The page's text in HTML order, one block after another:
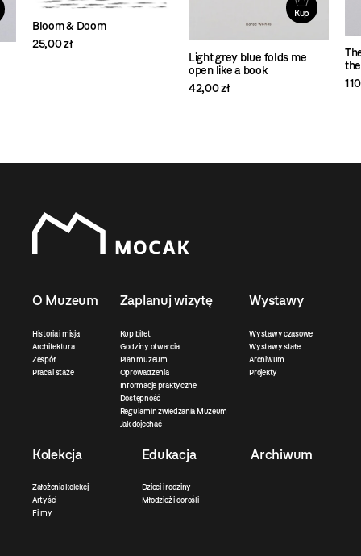
Bloom & Doom
25,00 zł
Kup
Light grey blue folds me
open like a book
42,00 zł
O Muzeum
Historia i misja
Architektura
Zespół
Praca i staże
Zaplanuj wizytę
Kup bilet
Godziny otwarcia
Plan muzeum
Oprowadzenia
Informacje praktyczne
Dostępność
Regulamin zwiedzania Muzeum
Jak dojechać
Wystawy
Wystawy czasowe
Wystawy stałe
Archiwum
Projekty
Kolekcja
Założenia kolekcji
Artyści
Filmy
Edukacja
Dzieci i rodziny
Młodzież i dorośli
Archiwum